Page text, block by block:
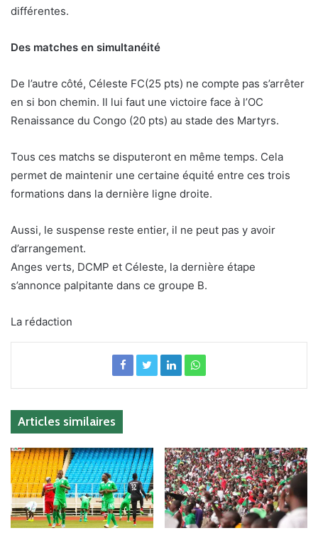
différentes.
Des matches en simultanéité
De l’autre côté, Céleste FC(25 pts) ne compte pas s’arrêter
en si bon chemin. Il lui faut une victoire face à l’OC
Renaissance du Congo (20 pts) au stade des Martyrs.
Tous ces matchs se disputeront en même temps. Cela
permet de maintenir une certaine équité entre ces trois
formations dans la dernière ligne droite.
Aussi, le suspense reste entier, il ne peut pas y avoir
d’arrangement.
Anges verts, DCMP et Céleste, la dernière étape
s’annonce palpitante dans ce groupe B.
La rédaction
Articles similaires